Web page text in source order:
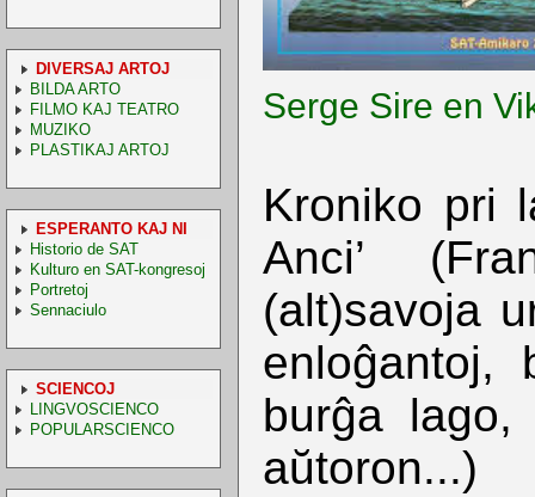
DIVERSAJ ARTOJ
BILDA ARTO
FILMO KAJ TEATRO
MUZIKO
PLASTIKAJ ARTOJ
ESPERANTO KAJ NI
Historio de SAT
Kulturo en SAT-kongresoj
Portretoj
Sennaciulo
SCIENCOJ
LINGVOSCIENCO
POPULARSCIENCO
Serge Sire en
Kroniko pri
Anci’
(alt)savoja
enloĝantoj,
burĝa
aŭtoron...)